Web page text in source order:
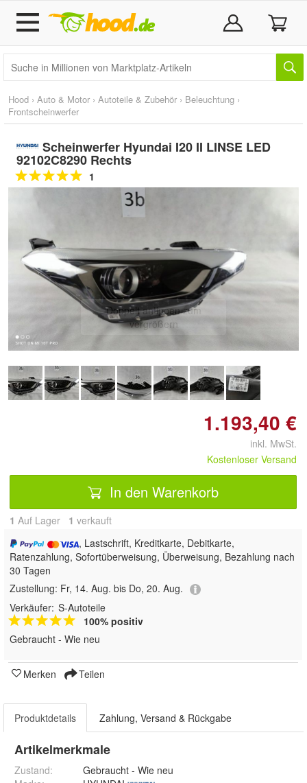
Hood › Auto & Motor › Autoteile & Zubehör › Beleuchtung ›
Frontscheinwerfer
Scheinwerfer Hyundai I20 II LINSE LED
92102C8290 Rechts
1
Doppelt antippen zum
vergrößern
1.193,40 €
inkl. MwSt.
Kostenloser Versand
In den Warenkorb
1 Auf Lager 1 verkauft
, Lastschrift, Kreditkarte, Debitkarte,
Ratenzahlung, Sofortüberweisung, Überweisung, Bezahlung nach
30 Tagen
Zustellung: Fr, 14. Aug. bis Do, 20. Aug.
Verkäufer: S-Autoteile
100% positiv
Gebraucht - Wie neu
Merken Teilen
Produktdetails Zahlung, Versand & Rückgabe
Artikelmerkmale
Zustand:
Gebraucht - Wie neu